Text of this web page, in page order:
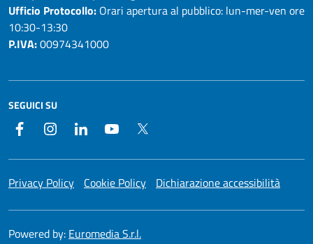
Ufficio Protocollo: Orari apertura al pubblico: lun-mer-ven ore
10:30-13:30
P.IVA:00974341000
SEGUICI SU
Facebook InstagramLinkedIn YouTube
Privacy Policy Cookie Policy Dichiarazione accessibilità
Powered by: Euromedia S.r.l.